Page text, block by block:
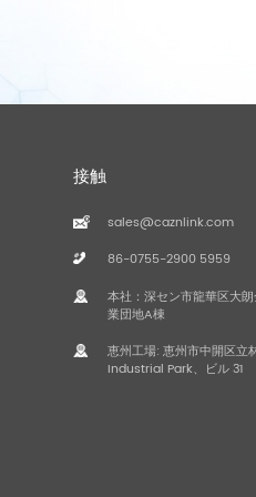
接触
sales@caznlink.com
86-0755-2900 5959
本社：深セン市龍華区大
業団地A棟
恵州工場: 恵州市中開区
Industrial Park、ビル 31